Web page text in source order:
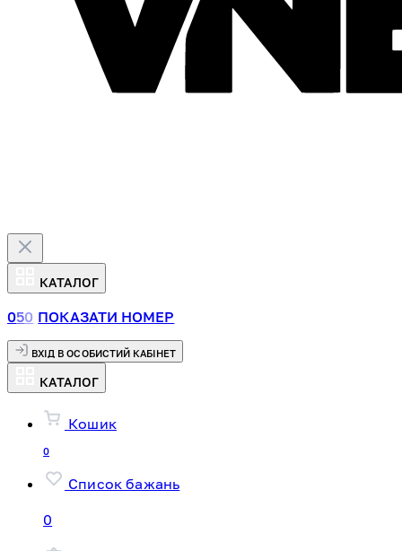
КАТАЛОГ
050 ПОКАЗАТИ НОМЕР
ВХІД В ОСОБИСТИЙ КАБІНЕТ
КАТАЛОГ
Кошик
0
Список бажань
0